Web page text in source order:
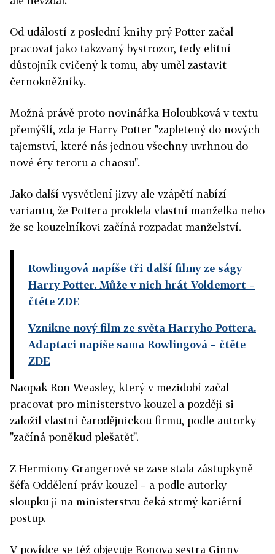
Od událostí z poslední knihy prý Potter začal
pracovat jako takzvaný bystrozor, tedy elitní
důstojník cvičený k tomu, aby uměl zastavit
černokněžníky.
Možná právě proto novinářka Holoubková v textu
přemýšlí, zda je Harry Potter "zapletený do nových
tajemství, které nás jednou všechny uvrhnou do
nové éry teroru a chaosu".
Jako další vysvětlení jizvy ale vzápětí nabízí
variantu, že Pottera proklela vlastní manželka nebo
že se kouzelníkovi začíná rozpadat manželství.
Rowlingová napíše tři další filmy ze ságy
Harry Potter. Může v nich hrát Voldemort –
čtěte ZDE
Vznikne nový film ze světa Harryho Pottera.
Adaptaci napíše sama Rowlingová – čtěte
ZDE
Naopak Ron Weasley, který v mezidobí začal
pracovat pro ministerstvo kouzel a později si
založil vlastní čarodějnickou firmu, podle autorky
"začíná poněkud plešatět".
Z Hermiony Grangerové se zase stala zástupkyně
šéfa Oddělení práv kouzel – a podle autorky
sloupku ji na ministerstvu čeká strmý kariérní
postup.
V povídce se též objevuje Ronova sestra Ginny